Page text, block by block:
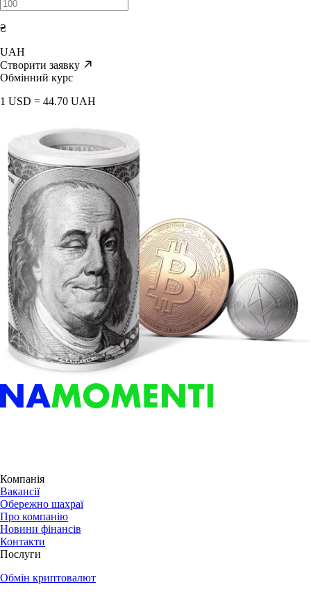
₴
UAH
Створити заявку
Обмінний курс
1 USD = 44.70 UAH
Компанія
Вакансії
Обережно шахраї
Про компанію
Новини фінансів
Контакти
Послуги
Обмін криптовалют